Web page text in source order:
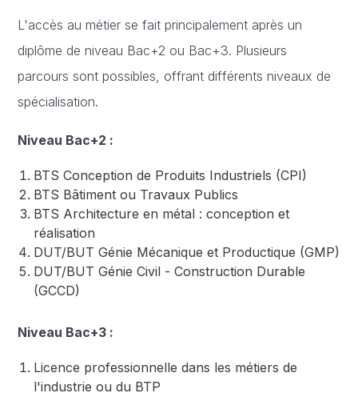
L'accès au métier se fait principalement après un
diplôme de niveau Bac+2 ou Bac+3. Plusieurs
parcours sont possibles, offrant différents niveaux de
spécialisation.
Niveau Bac+2 :
BTS Conception de Produits Industriels (CPI)
BTS Bâtiment ou Travaux Publics
BTS Architecture en métal : conception et
réalisation
DUT/BUT Génie Mécanique et Productique (GMP)
DUT/BUT Génie Civil - Construction Durable
(GCCD)
Niveau Bac+3 :
Licence professionnelle dans les métiers de
l'industrie ou du BTP